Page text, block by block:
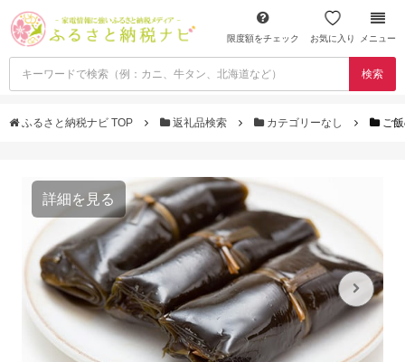
限度額をチェック お気に入り メニュー
検索
ふるさと納税ナビ TOP 返礼品検索 カテゴリーなし ご
詳細を見る